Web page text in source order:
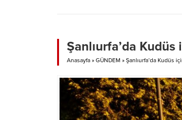
Şanlıurfa’da Kudüs
Anasayfa » GÜNDEM » Şanlıurfa’da Kudüs